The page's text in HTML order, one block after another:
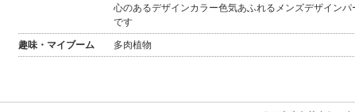
心のあるデザインカラー色気あふれるメンズデザインパ
です
趣味・マイブーム 多肉植物